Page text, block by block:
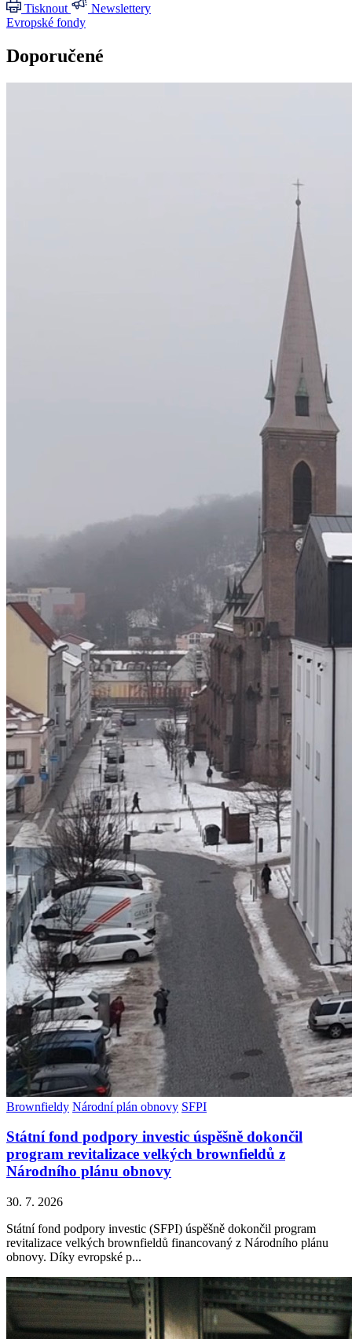
Tisknout
Newslettery
Evropské fondy
Doporučené
Brownfieldy Národní plán obnovy SFPI
Státní fond podpory investic úspěšně dokončil
program revitalizace velkých brownfieldů z
Národního plánu obnovy
30. 7. 2026
Státní fond podpory investic (SFPI) úspěšně dokončil program
revitalizace velkých brownfieldů financovaný z Národního plánu
obnovy. Díky evropské p...